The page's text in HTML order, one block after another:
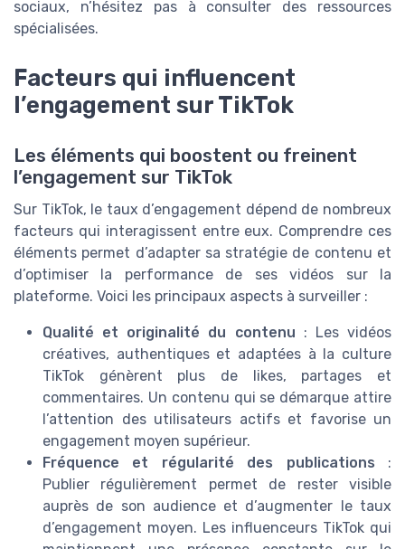
sociaux, n’hésitez pas à consulter des ressources
spécialisées.
Facteurs qui influencent
l’engagement sur TikTok
Les éléments qui boostent ou freinent
l’engagement sur TikTok
Sur TikTok, le taux d’engagement dépend de nombreux
facteurs qui interagissent entre eux. Comprendre ces
éléments permet d’adapter sa stratégie de contenu et
d’optimiser la performance de ses vidéos sur la
plateforme. Voici les principaux aspects à surveiller :
Qualité et originalité du contenu : Les vidéos
créatives, authentiques et adaptées à la culture
TikTok génèrent plus de likes, partages et
commentaires. Un contenu qui se démarque attire
l’attention des utilisateurs actifs et favorise un
engagement moyen supérieur.
Fréquence et régularité des publications :
Publier régulièrement permet de rester visible
auprès de son audience et d’augmenter le taux
d’engagement moyen. Les influenceurs TikTok qui